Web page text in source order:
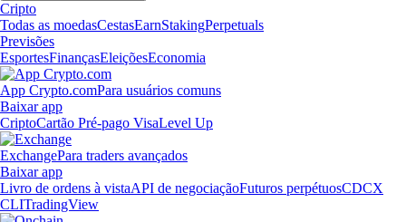
Cripto
Todas as moedasCestasEarnStakingPerpetuals
Previsões
EsportesFinançasEleiçõesEconomia
App Crypto.comPara usuários comuns
Baixar app
CriptoCartão Pré-pago VisaLevel Up
ExchangePara traders avançados
Baixar app
Livro de ordens à vistaAPI de negociaçãoFuturos perpétuosCDCX
CLITradingView